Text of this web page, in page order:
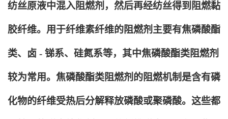
纺丝原液中混入阻燃剂，然后再经纺丝得到阻燃黏
胶纤维。用于纤维素纤维的阻燃剂主要有焦磷酸酯
类、卤 - 锑系、硅氮系等，其中焦磷酸酯类阻燃剂
较为常用。焦磷酸酯类阻燃剂的阻燃机制是含有磷
化物的纤维受热后分解释放磷酸或聚磷酸。这些都